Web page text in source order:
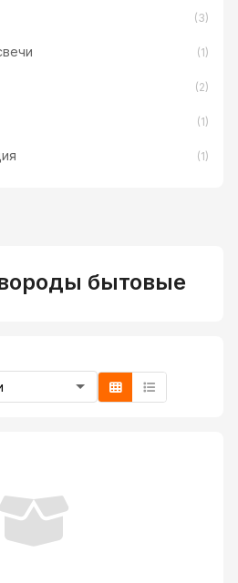
(3)
(1)
(2)
(1)
(1)
бытовые